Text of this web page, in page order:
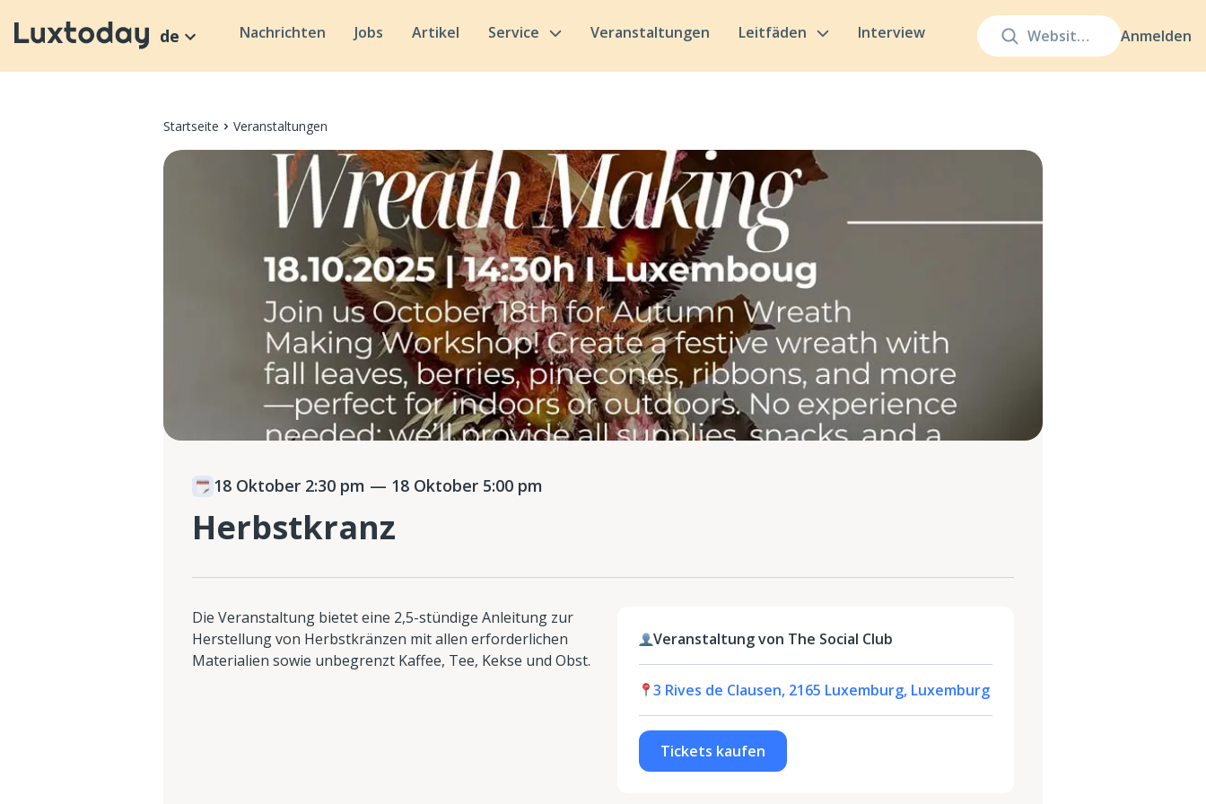
Anmelden
de Nachrichten Jobs Artikel Service Veranstaltungen Leitfäden Interview
Startseite Veranstaltungen
18 Oktober 2:30 pm — 18 Oktober 5:00 pm
Herbstkranz
Die Veranstaltung bietet eine 2,5-stündige Anleitung zur
Herstellung von Herbstkränzen mit allen erforderlichen
Materialien sowie unbegrenzt Kaffee, Tee, Kekse und Obst.
Veranstaltung von The Social Club
3 Rives de Clausen, 2165 Luxemburg, Luxemburg
Tickets kaufen